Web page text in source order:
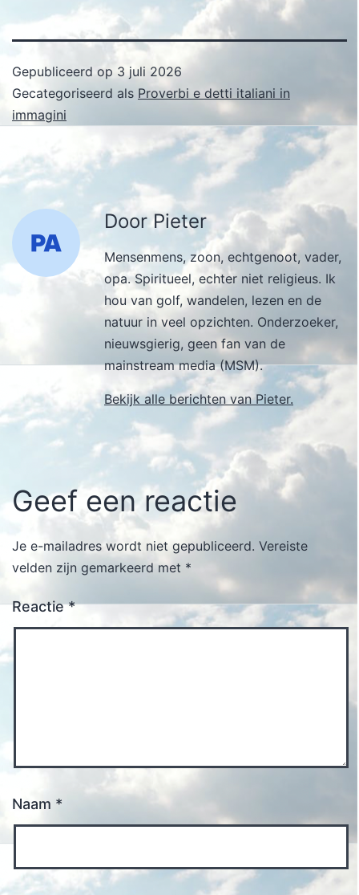
Gepubliceerd op 3 juli 2026
Gecategoriseerd als Proverbi e detti italiani in
immagini
Door Pieter
Mensenmens, zoon, echtgenoot, vader,
opa. Spiritueel, echter niet religieus. Ik
hou van golf, wandelen, lezen en de
natuur in veel opzichten. Onderzoeker,
nieuwsgierig, geen fan van de
mainstream media (MSM).
Bekijk alle berichten van Pieter.
Geef een reactie
Je e-mailadres wordt niet gepubliceerd. Vereiste
velden zijn gemarkeerd met *
Reactie*
Naam *